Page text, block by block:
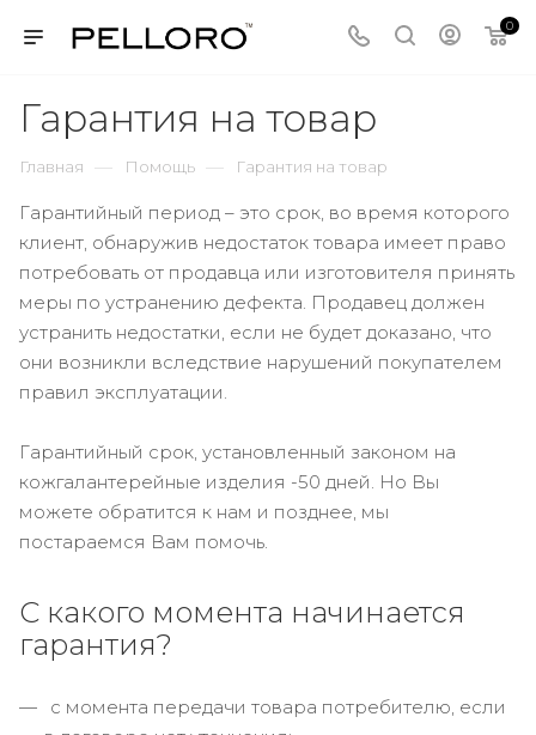
0
Гарантия на товар
Главная — Помощь — Гарантия на товар
Гарантийный период – это срок, во время которого
клиент, обнаружив недостаток товара имеет право
потребовать от продавца или изготовителя принять
меры по устранению дефекта. Продавец должен
устранить недостатки, если не будет доказано, что
они возникли вследствие нарушений покупателем
правил эксплуатации.
Гарантийный срок, установленный законом на
кожгалантерейные изделия -50 дней. Но Вы
можете обратится к нам и позднее, мы
постараемся Вам помочь.
С какого момента начинается
гарантия?
с момента передачи товара потребителю, если